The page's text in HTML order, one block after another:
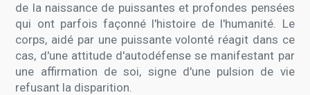
de la naissance de puissantes et profondes pensées
qui ont parfois façonné l'histoire de l'humanité. Le
corps, aidé par une puissante volonté réagit dans ce
cas, d'une attitude d'autodéfense se manifestant par
une affirmation de soi, signe d'une pulsion de vie
refusant la disparition.